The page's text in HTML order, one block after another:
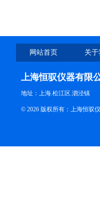
网站首页 关
上海恒驭仪器有限
地址：上海.松江区.泗泾镇
© 2026 版权所有：上海恒驭